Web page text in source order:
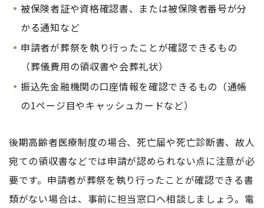
被保険者証や資格確認書、または被保険者番号が分
かる通知など
申請者が葬祭を執り行ったことが確認できるもの
（葬儀費用の領収書や会葬礼状）
振込先金融機関の口座情報を確認できるもの（通帳
の1ページ目やキャッシュカードなど）
後期高齢者医療制度の場合、死亡届や死亡診断書、故人
宛ての領収書などでは申請が認められない点に注意が必
要です。申請者が葬祭を執り行ったことが確認できる書
類がない場合は、事前に担当窓口へ相談しましょう。電